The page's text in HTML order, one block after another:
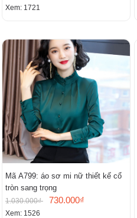
Xem: 1721
Mã A799: áo sơ mi nữ thiết kế cổ
tròn sang trọng
1.030.000₫ 730.000₫
Xem: 1526